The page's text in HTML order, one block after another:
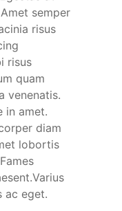
semper
risus
risus
quam
venenatis.
in amet.
diam
lobortis
ac eget.